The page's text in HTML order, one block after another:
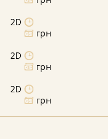
2D
грн
2D
грн
2D
грн